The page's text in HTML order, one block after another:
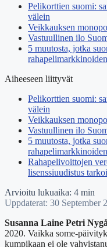
Pelikorttien suomi:
välein
Veikkauksen
Vastuullinen ilo
5 muutosta, jotka
Aiheeseen liittyvät
Pelikorttien suomi:
välein
Veikkauksen
Vastuullinen ilo
5 muutosta, jotka
Rahapelivoittojen
lisenssiuudistus
Arvioitu lukuaika: 4 min
Uppdaterat: 30 September
Susanna Laine Petri
2020. Vaikka some-
kumpikaan ei ole